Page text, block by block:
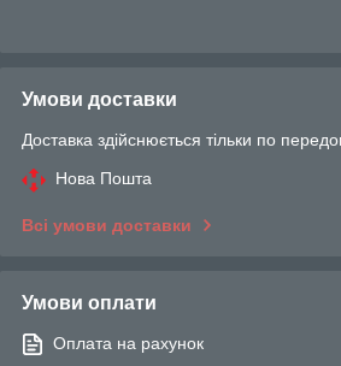
Умови доставки
Доставка здійснюється тільки по
Нова Пошта
Всі умови доставки
Умови оплати
Оплата на рахунок